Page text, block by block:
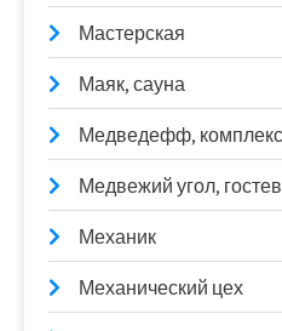
Мастерская
Маяк, сауна
Медведефф, комплекс
Медвежий угол,
Механик
Механический цех